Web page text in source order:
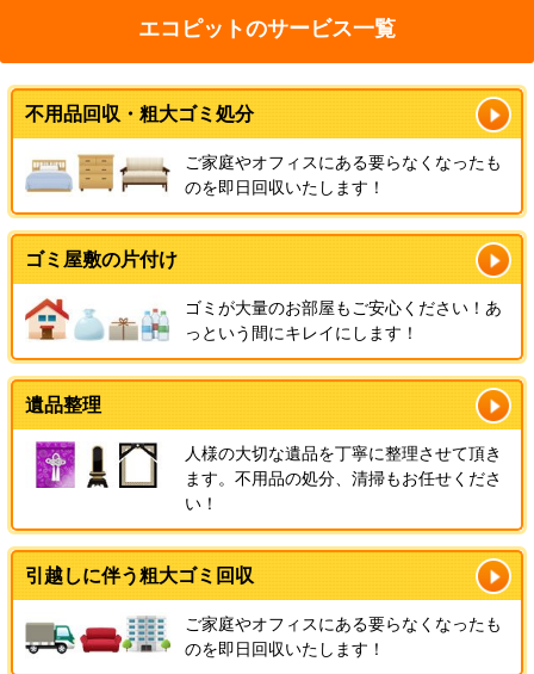
エコピットのサービス一覧
不用品回収・粗大ゴミ処分
ご家庭やオフィスにある要らなくなったも
のを即日回収いたします！
ゴミ屋敷の片付け
ゴミが大量のお部屋もご安心ください！あ
っという間にキレイにします！
遺品整理
人様の大切な遺品を丁寧に整理させて頂き
ます。不用品の処分、清掃もお任せくださ
い！
引越しに伴う粗大ゴミ回収
ご家庭やオフィスにある要らなくなったも
のを即日回収いたします！